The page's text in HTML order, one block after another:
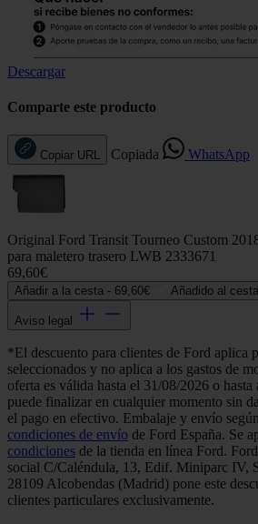
Descargar
Comparte este producto
Copiar URL Copiada WhatsApp
Original Ford Transit Tourneo Custom
para maletero trasero LWB 2333671
69,60€
Añadir a la cesta - 69,60€ Añadido al cesta
Aviso legal
*El descuento para clientes de Ford aplica
seleccionados y no aplica a los gastos de
oferta es válida hasta el 31/08/2026 o hasta
puede finalizar en cualquier momento sin
el pago en efectivo. Embalaje y envío
condiciones de envío de Ford España. Se
condiciones de la tienda en línea Ford.
social C/Caléndula, 13, Edif. Miniparc IV,
28109 Alcobendas (Madrid) pone este
clientes particulares exclusivamente.